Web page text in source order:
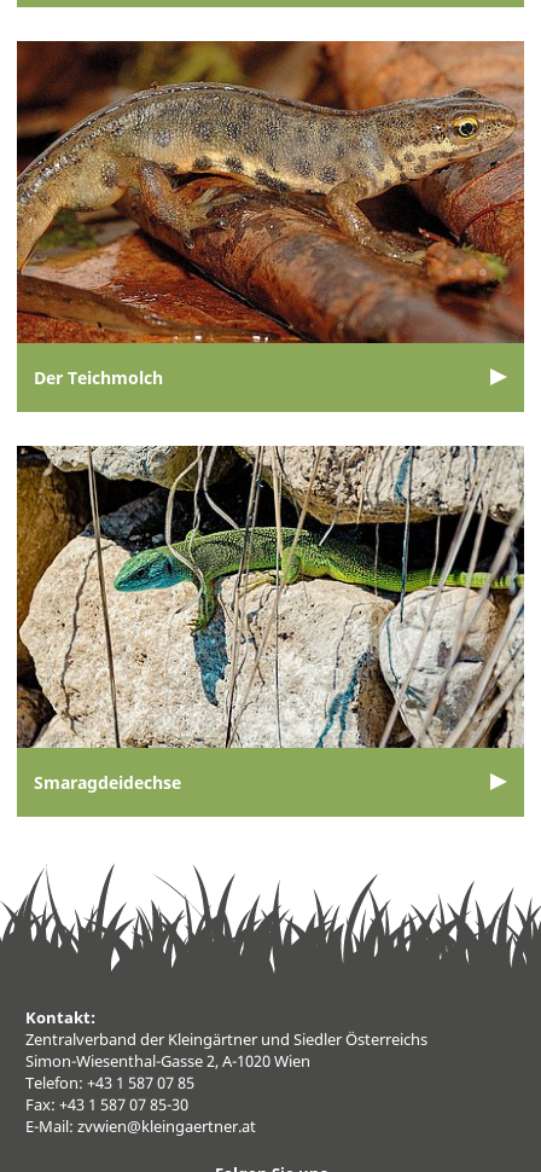
Der Teichmolch
Smaragdeidechse
Kontakt:
Zentralverband der Kleingärtner und Siedler Österreichs
Simon-Wiesenthal-Gasse 2, A-1020 Wien
Telefon: +43 1 587 07 85
Fax: +43 1 587 07 85-30
E-Mail: zvwien@kleingaertner.at